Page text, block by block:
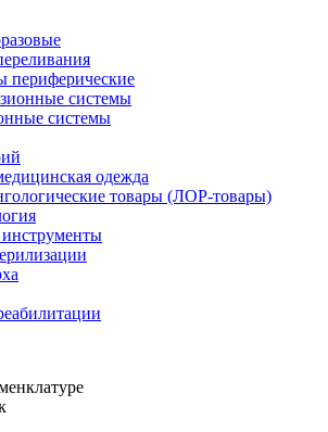
периферические
системы
системы
одежда
товары (ЛОР-товары)